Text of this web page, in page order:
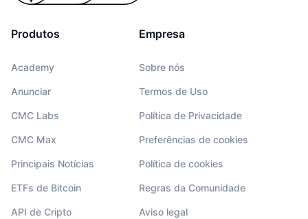
Produtos
Academy
Anunciar
CMC Labs
CMC Max
Principais Notícias
ETFs de Bitcoin
API de Cripto
Empresa
Sobre nós
Termos de Uso
Política de Privacidade
Preferências de cookies
Política de cookies
Regras da Comunidade
Aviso legal